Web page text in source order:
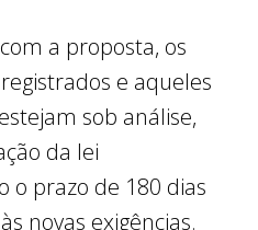
a proposta, os
e aqueles
sob análise,
da lei
o prazo de 180 dias
novas exigências.